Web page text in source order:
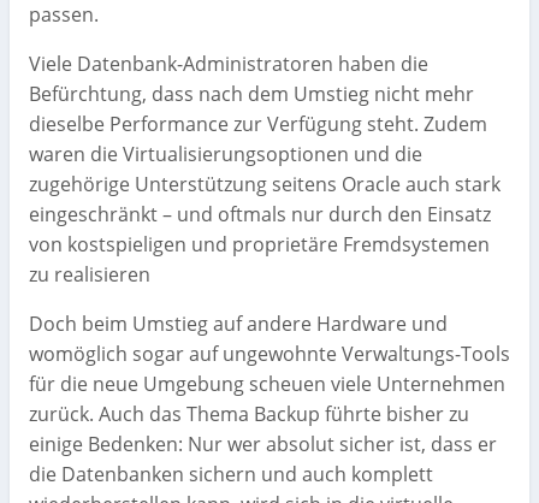
passen.
Viele Datenbank-Administratoren haben die
Befürchtung, dass nach dem Umstieg nicht mehr
dieselbe Performance zur Verfügung steht. Zudem
waren die Virtualisierungsoptionen und die
zugehörige Unterstützung seitens Oracle auch stark
eingeschränkt – und oftmals nur durch den Einsatz
von kostspieligen und proprietäre Fremdsystemen
zu realisieren
Doch beim Umstieg auf andere Hardware und
womöglich sogar auf ungewohnte Verwaltungs-Tools
für die neue Umgebung scheuen viele Unternehmen
zurück. Auch das Thema Backup führte bisher zu
einige Bedenken: Nur wer absolut sicher ist, dass er
die Datenbanken sichern und auch komplett